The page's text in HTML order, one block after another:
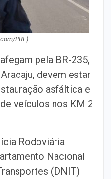
PRF)
pela BR-235,
devem estar
asfáltica e
veículos nos KM 2
Rodoviária
Nacional
(DNIT)